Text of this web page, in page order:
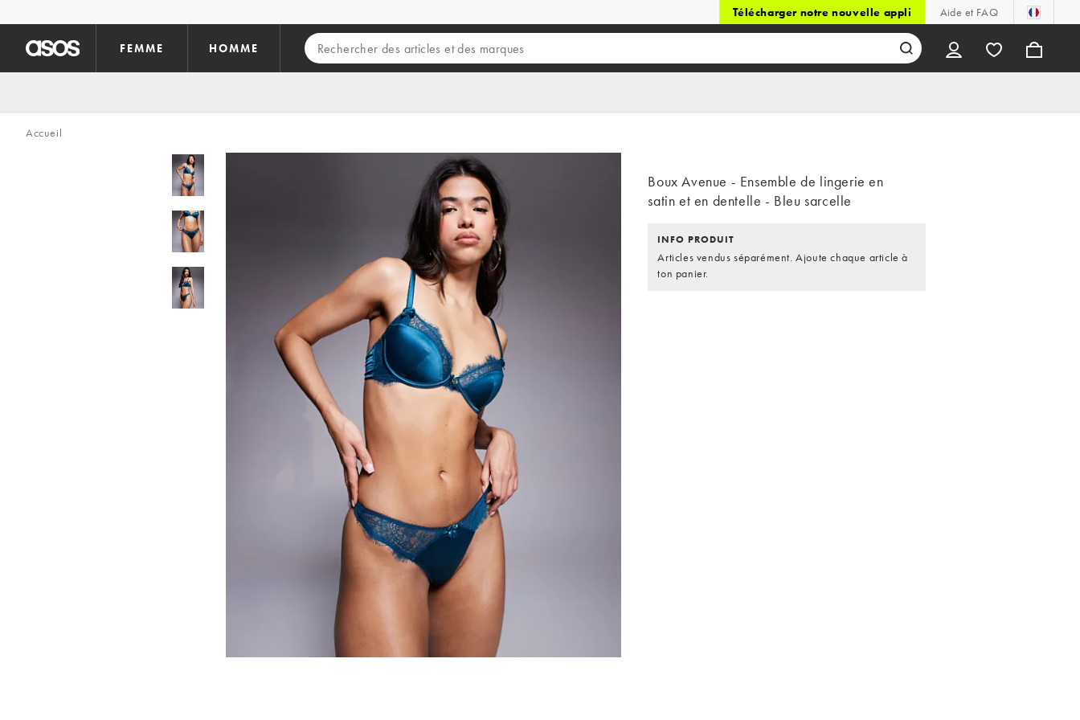
Télécharger notre nouvelle appli Aide et FAQ
FEMME HOMME
Accueil
Boux Avenue - Ensemble de lingerie en
satin et en dentelle - Bleu sarcelle
INFO PRODUIT
Articles vendus séparément. Ajoute chaque article à
ton panier.